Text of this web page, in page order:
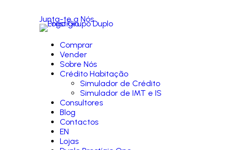
Junta-te a Nós
Comprar
Vender
Sobre Nós
Crédito Habitação
Simulador de Crédito
Simulador de IMT e IS
Consultores
Blog
Contactos
EN
Lojas